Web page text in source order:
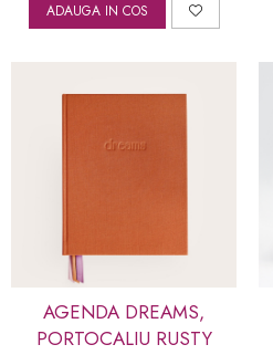
ADAUGA IN COS
AGENDA DREAMS,
PORTOCALIU RUSTY